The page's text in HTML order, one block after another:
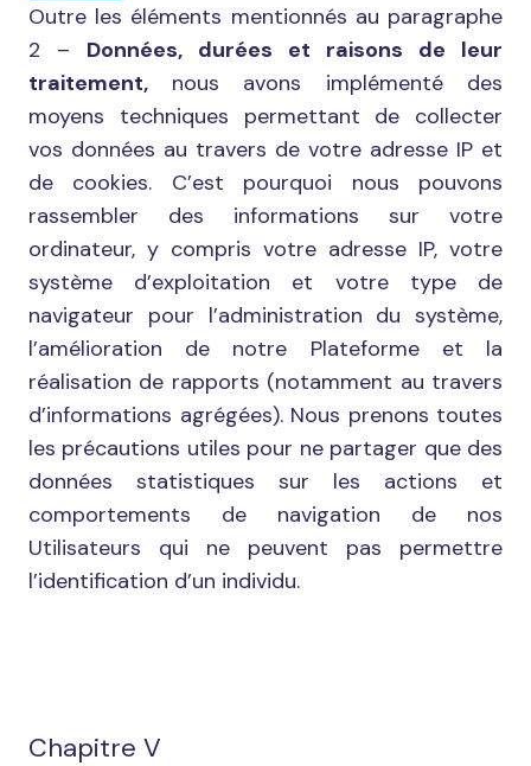
Outre les éléments mentionnés au paragraphe
2 – Données, durées et raisons de leur
traitement, nous avons implémenté des
moyens techniques permettant de collecter
vos données au travers de votre adresse IP et
de cookies. C’est pourquoi nous pouvons
rassembler des informations sur votre
ordinateur, y compris votre adresse IP, votre
système d’exploitation et votre type de
navigateur pour l’administration du système,
l’amélioration de notre Plateforme et la
réalisation de rapports (notamment au travers
d’informations agrégées). Nous prenons toutes
les précautions utiles pour ne partager que des
données statistiques sur les actions et
comportements de navigation de nos
Utilisateurs qui ne peuvent pas permettre
l’identification d’un individu.
Chapitre V